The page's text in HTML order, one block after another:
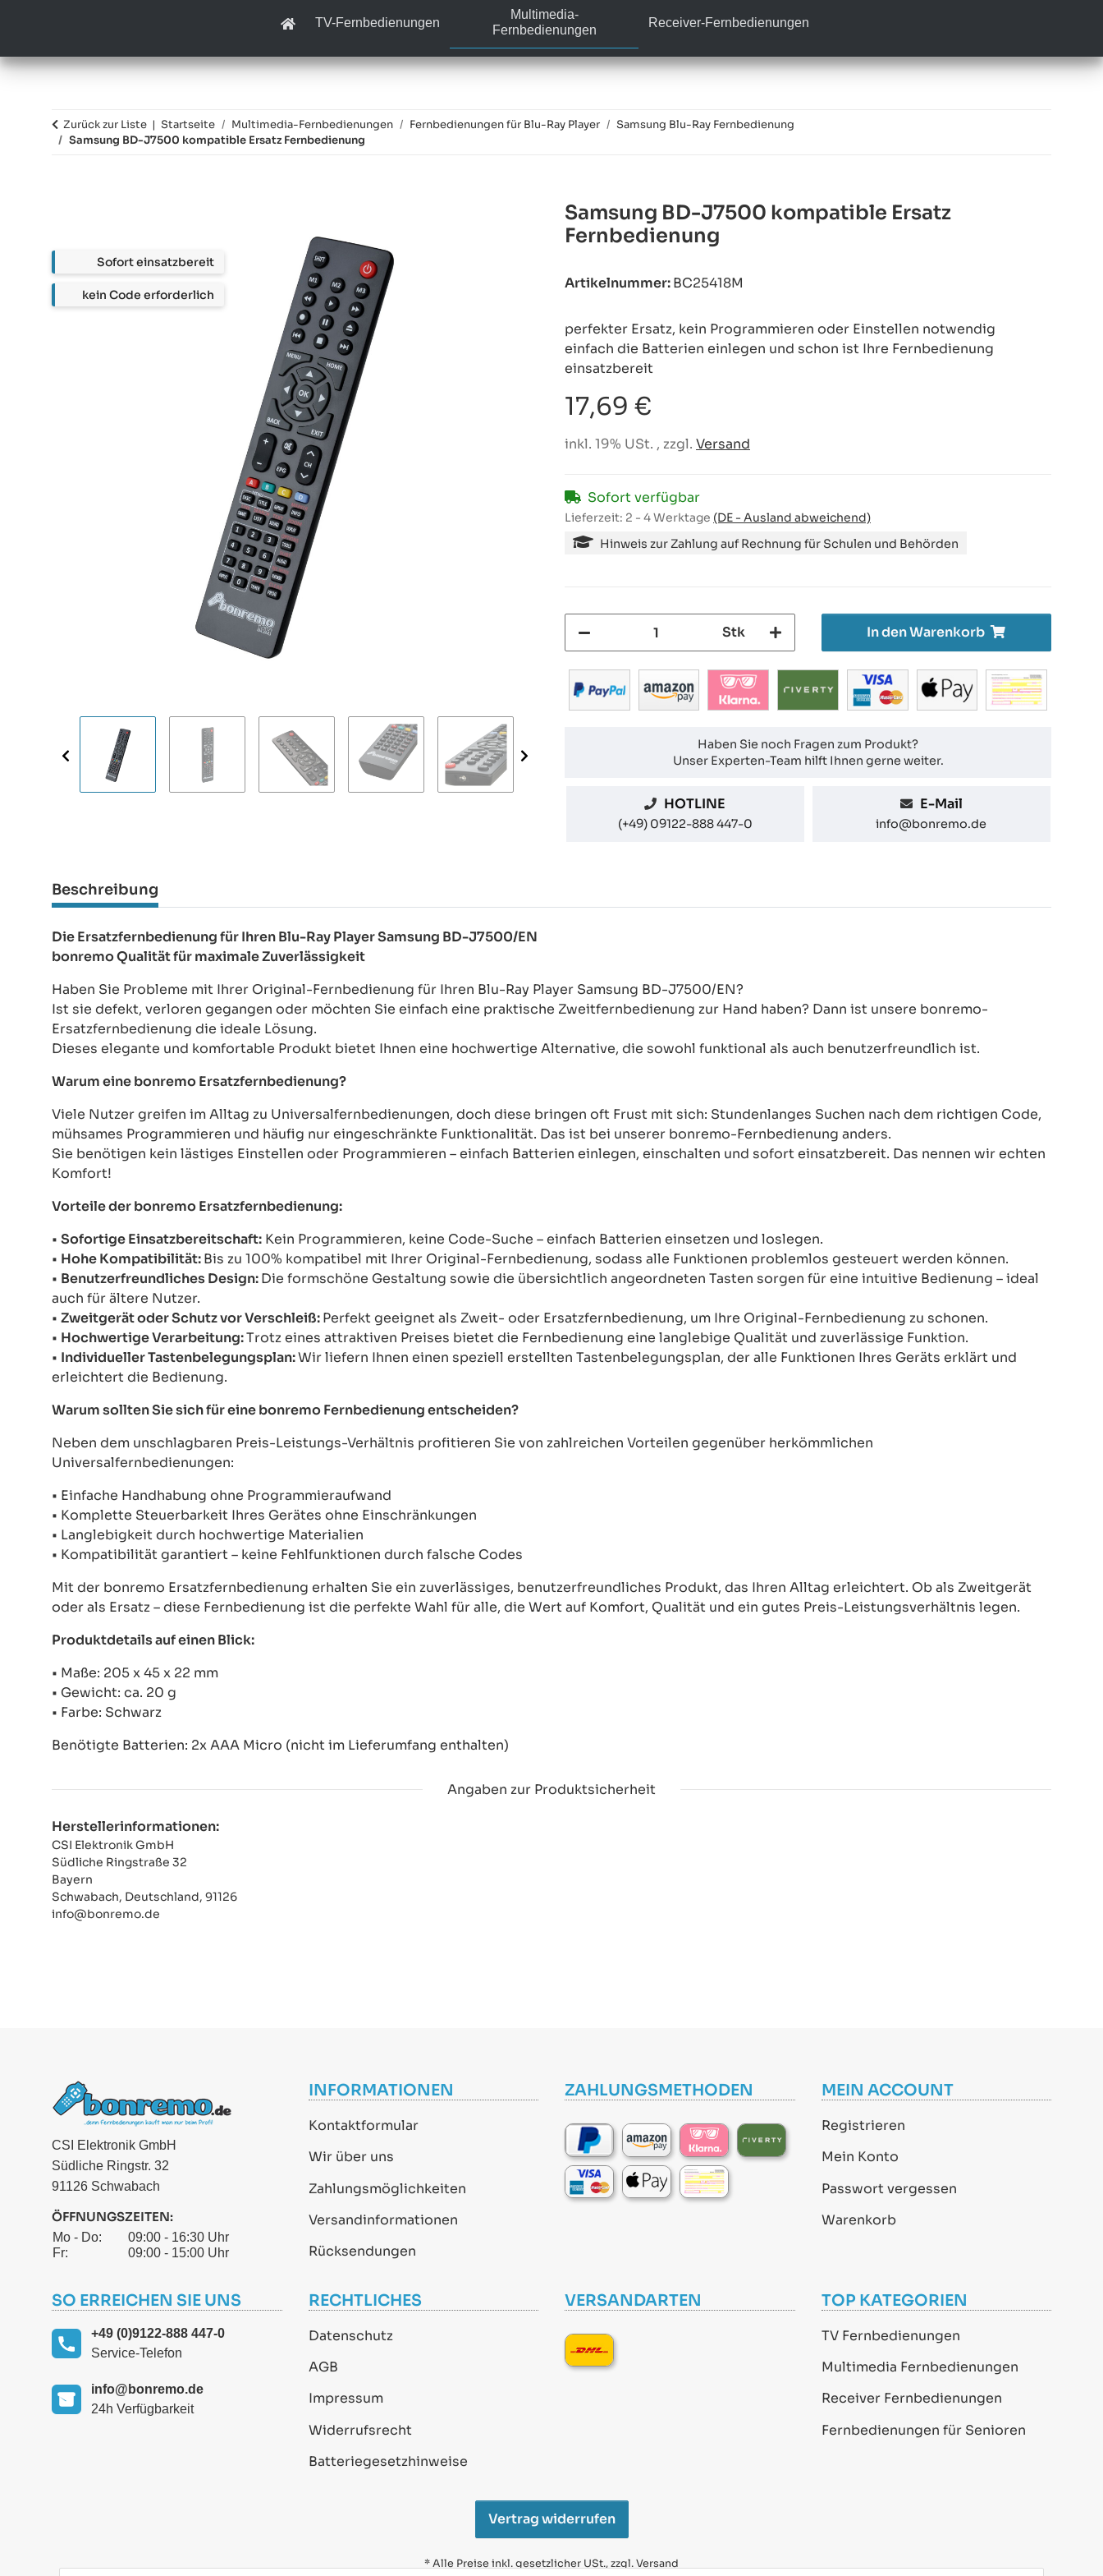
TV-Fernbedienungen
Multimedia-
Fernbedienungen
Receiver-Fernbedienungen
Zurück zur Liste Startseite Multimedia-Fernbedienungen Fernbedienungen für Blu-Ray Player
Samsung Blu-Ray Fernbedienung
Samsung BD-J7500 kompatible Ersatz Fernbedienung
Samsung BD-J7500 kompatible Ersatz
Fernbedienung
Artikelnummer:BC25418M
perfekter Ersatz, kein Programmieren oder Einstellen notwendig
einfach die Batterien einlegen und schon ist Ihre Fernbedienung
einsatzbereit
17,69 €
inkl. 19% USt. , zzgl. Versand
Sofort verfügbar
Lieferzeit: 2 - 4 Werktage (DE - Ausland abweichend)
Hinweis zur Zahlung auf Rechnung für Schulen und Behörden
Stk In den Warenkorb
Haben Sie noch Fragen zum Produkt?
Unser Experten-Team hilft Ihnen gerne weiter.
HOTLINE
(+49) 09122-888 447-0
E-Mail
info@bonremo.de
Beschreibung
Die Ersatzfernbedienung für Ihren Blu-Ray Player Samsung BD-J7500/EN
bonremo Qualität für maximale Zuverlässigkeit
Haben Sie Probleme mit Ihrer Original-Fernbedienung für Ihren Blu-Ray Player Samsung BD-J7500/EN?
Ist sie defekt, verloren gegangen oder möchten Sie einfach eine praktische Zweitfernbedienung zur Hand haben? Dann ist unsere bonremo-
Ersatzfernbedienung die ideale Lösung.
Dieses elegante und komfortable Produkt bietet Ihnen eine hochwertige Alternative, die sowohl funktional als auch benutzerfreundlich ist.
Warum eine bonremo Ersatzfernbedienung?
Viele Nutzer greifen im Alltag zu Universalfernbedienungen, doch diese bringen oft Frust mit sich: Stundenlanges Suchen nach dem richtigen Code,
mühsames Programmieren und häufig nur eingeschränkte Funktionalität. Das ist bei unserer bonremo-Fernbedienung anders.
Sie benötigen kein lästiges Einstellen oder Programmieren – einfach Batterien einlegen, einschalten und sofort einsatzbereit. Das nennen wir echten
Komfort!
Vorteile der bonremo Ersatzfernbedienung:
• Sofortige Einsatzbereitschaft: Kein Programmieren, keine Code-Suche – einfach Batterien einsetzen und loslegen.
• Hohe Kompatibilität:Bis zu 100% kompatibel mit Ihrer Original-Fernbedienung, sodass alle Funktionen problemlos gesteuert werden können.
• Benutzerfreundliches Design:Die formschöne Gestaltung sowie die übersichtlich angeordneten Tasten sorgen für eine intuitive Bedienung – ideal
auch für ältere Nutzer.
• Zweitgerät oder Schutz vor Verschleiß:Perfekt geeignet als Zweit- oder Ersatzfernbedienung, um Ihre Original-Fernbedienung zu schonen.
• Hochwertige Verarbeitung:Trotz eines attraktiven Preises bietet die Fernbedienung eine langlebige Qualität und zuverlässige Funktion.
• Individueller Tastenbelegungsplan:Wir liefern Ihnen einen speziell erstellten Tastenbelegungsplan, der alle Funktionen Ihres Geräts erklärt und
erleichtert die Bedienung.
Warum sollten Sie sich für eine bonremo Fernbedienung entscheiden?
Neben dem unschlagbaren Preis-Leistungs-Verhältnis profitieren Sie von zahlreichen Vorteilen gegenüber herkömmlichen
Universalfernbedienungen:
• Einfache Handhabung ohne Programmieraufwand
• Komplette Steuerbarkeit Ihres Gerätes ohne Einschränkungen
• Langlebigkeit durch hochwertige Materialien
• Kompatibilität garantiert – keine Fehlfunktionen durch falsche Codes
Mit der bonremo Ersatzfernbedienung erhalten Sie ein zuverlässiges, benutzerfreundliches Produkt, das Ihren Alltag erleichtert. Ob als Zweitgerät
oder als Ersatz – diese Fernbedienung ist die perfekte Wahl für alle, die Wert auf Komfort, Qualität und ein gutes Preis-Leistungsverhältnis legen.
Produktdetails auf einen Blick:
• Maße: 205 x 45 x 22 mm
• Gewicht: ca. 20 g
• Farbe: Schwarz
Benötigte Batterien: 2x AAA Micro (nicht im Lieferumfang enthalten)
Angaben zur Produktsicherheit
Herstellerinformationen:
CSI Elektronik GmbH
Südliche Ringstraße 32
Bayern
Schwabach, Deutschland, 91126
info@bonremo.de
CSI Elektronik GmbH
Südliche Ringstr. 32
91126 Schwabach
ÖFFNUNGSZEITEN:
Mo - Do:
09:00 - 16:30 Uhr
Fr:
09:00 - 15:00 Uhr
INFORMATIONEN
Kontaktformular
Wir über uns
Zahlungsmöglichkeiten
Versandinformationen
Rücksendungen
ZAHLUNGSMETHODEN MEIN ACCOUNT
Registrieren
Mein Konto
Passwort vergessen
Warenkorb
SO ERREICHEN SIE UNS
+49 (0)9122-888 447-0
Service-Telefon
info@bonremo.de
24h Verfügbarkeit
RECHTLICHES
Datenschutz
AGB
Impressum
Widerrufsrecht
Batteriegesetzhinweise
VERSANDARTEN TOP KATEGORIEN
TV Fernbedienungen
Multimedia Fernbedienungen
Receiver Fernbedienungen
Fernbedienungen für Senioren
Vertrag widerrufen
* Alle Preise inkl. gesetzlicher USt., zzgl.Versand